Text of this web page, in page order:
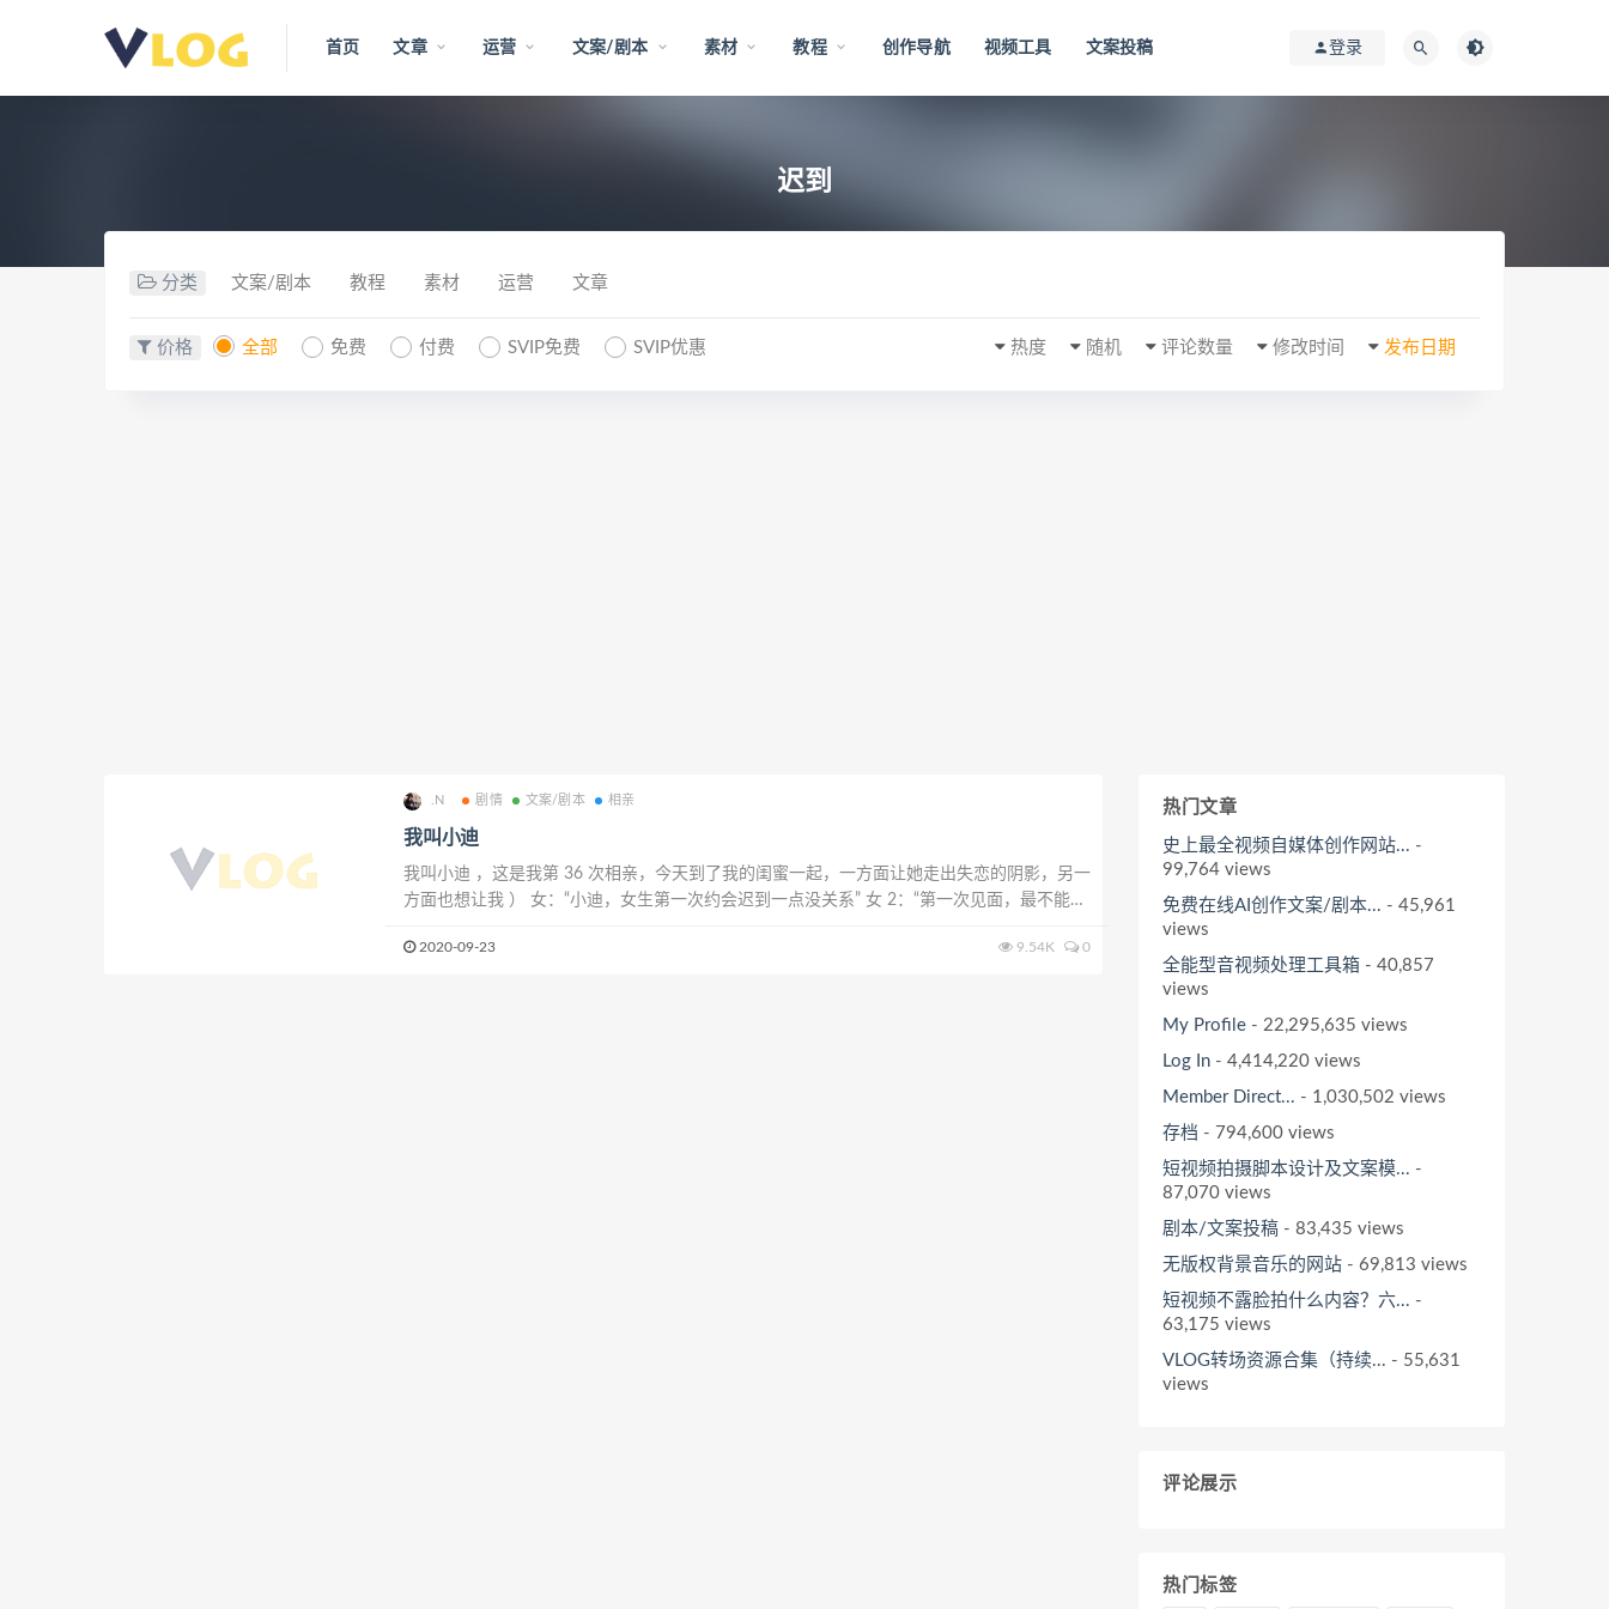
首页 文章 运营 文案/剧本 素材 教程 创作导航 视频工具 文案投稿 登录
迟到
分类 文案/剧本 教程 素材 运营 文章
价格 全部 免费 付费 SVIP免费 SVIP优惠 发布日期
修改时间
评论数量
随机
热度
.N 剧情 文案/剧本 相亲
我叫小迪
我叫小迪 ，这是我第 36 次相亲，今天到了我的闺蜜一起，一方面让她走出失恋的阴影，另一
方面也想让我 ） 女：“小迪，女生第一次约会迟到一点没关系” 女 2：“第一次见面，最不能利
男：“不好意思啊，我迟到了” 女生心里...
2020-09-23 9.54K 0
热门文章
史上最全视频自媒体创作网站... -
99,764 views
免费在线AI创作文案/剧本... - 45,961
views
全能型音视频处理工具箱 - 40,857
views
My Profile - 22,295,635 views
Log In - 4,414,220 views
Member Direct... - 1,030,502 views
存档 - 794,600 views
短视频拍摄脚本设计及文案模... -
87,070 views
剧本/文案投稿 - 83,435 views
无版权背景音乐的网站 - 69,813 views
短视频不露脸拍什么内容？六... -
63,175 views
VLOG转场资源合集（持续... - 55,631
views
评论展示
热门标签